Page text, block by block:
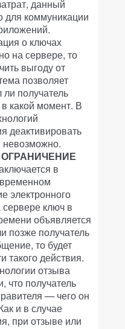
данный
для коммуникации
о ключах
на сервере, то
выгоду от
позволяет
ли получатель
какой момент. В
деактивировать
невозможно.
в
электронного
ключ в
объявляется
позже получатель
то будет
такого действия.
отзыва
что получатель
— чего он
и в случае
при отзыве или